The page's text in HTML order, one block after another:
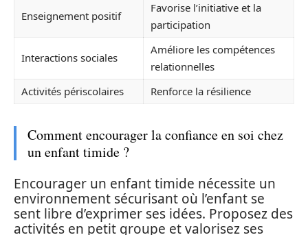
Enseignement positif
Favorise l’initiative et la
participation
Interactions sociales
Améliore les compétences
relationnelles
Activités périscolaires
Renforce la résilience
Comment encourager la confiance en soi chez
un enfant timide ?
Encourager un enfant timide nécessite un
environnement sécurisant où l’enfant se
sent libre d’exprimer ses idées. Proposez des
activités en petit groupe et valorisez ses